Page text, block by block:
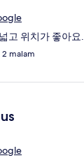
고 위치가 좋아요.
malam